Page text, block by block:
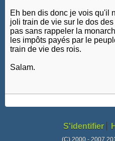
Eh ben dis donc je vois qu'il
joli train de vie sur le dos
pas sans rappeler la
les impôts payés par le
train de vie des rois.
Salam.
S'identifier